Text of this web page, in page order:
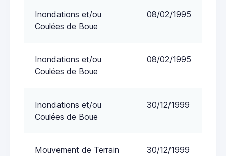
Inondations et/ou
Coulées de Boue
08/02/1995
Inondations et/ou
Coulées de Boue
08/02/1995
Inondations et/ou
Coulées de Boue
30/12/1999
Mouvement de Terrain 30/12/1999